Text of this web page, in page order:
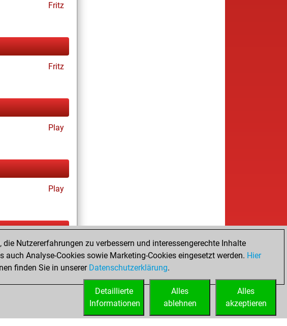
Fritz
Fritz
Play
Play
Fritz
Nutzererfahrungen zu verbessern und interessengerechte Inhalte
Analyse-Cookies sowie Marketing-Cookies eingesetzt werden. Hier
finden Sie in unserer Datenschutzerklärung.
Alles
akzeptieren
Alles
ablehnen
Detaillierte
Informationen